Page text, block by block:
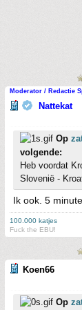
Moderator / Redactie
Nattekat
Op
volgende:
Heb voordat
Slovenië -
Ik ook. 5
100.000 katjes
Fuck the EBU!
Koen66
Op